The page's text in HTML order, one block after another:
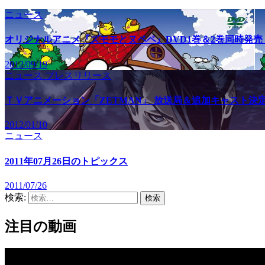
ニュース
オリジナルアニメ『ズモモとヌペペ』DVD1巻＆2巻同時発売
2012/09/19
ニュース プレスリリース
ＴＶアニメーション「ZETMAN」 放送局＆追加キャスト決
2012/01/10
ニュース
2011年07月26日のトピックス
2011/07/26
検索:
注目の動画